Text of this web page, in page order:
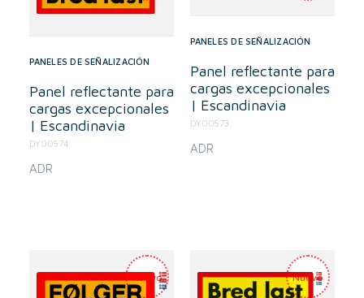
PANELES DE SEÑALIZACIÓN
Panel reflectante para
cargas excepcionales
| Escandinavia
DY00574
ADR
PANELES DE SEÑALIZACIÓN
Panel reflectante para
cargas excepcionales
| Escandinavia
DY00573
ADR